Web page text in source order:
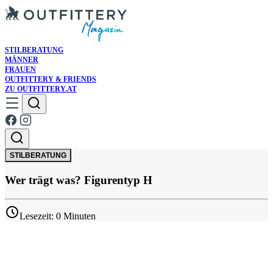
STILBERATUNG
MÄNNER
FRAUEN
OUTFITTERY & FRIENDS
ZU OUTFITTERY.AT
STILBERATUNG
Wer trägt was? Figurentyp H
Lesezeit: 0 Minuten